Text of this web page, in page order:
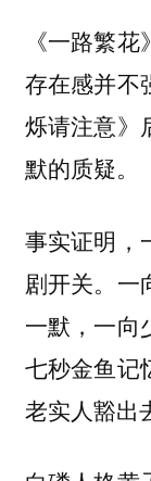
《一路繁
存在感并不
烁请注意》
默的质疑。
事实证明，
剧开关。一
一默，一向
七秒金鱼记
老实人豁出